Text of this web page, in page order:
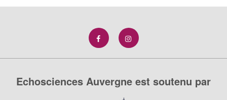
Echosciences Auvergne est soutenu par